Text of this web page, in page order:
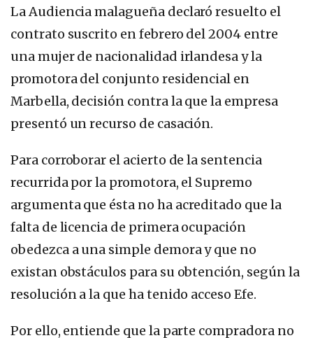
La Audiencia malagueña declaró resuelto el
contrato suscrito en febrero del 2004 entre
una mujer de nacionalidad irlandesa y la
promotora del conjunto residencial en
Marbella, decisión contra la que la empresa
presentó un recurso de casación.
Para corroborar el acierto de la sentencia
recurrida por la promotora, el Supremo
argumenta que ésta no ha acreditado que la
falta de licencia de primera ocupación
obedezca a una simple demora y que no
existan obstáculos para su obtención, según la
resolución a la que ha tenido acceso Efe.
Por ello, entiende que la parte compradora no